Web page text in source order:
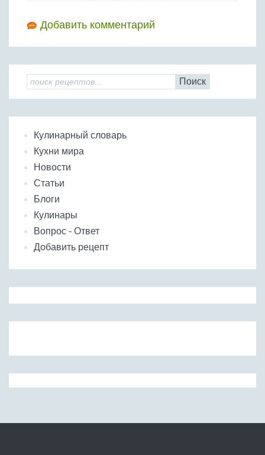
Добавить комментарий
Поиск
Кулинарный словарь
Кухни мира
Новости
Статьи
Блоги
Кулинары
Вопрос - Ответ
Добавить рецепт